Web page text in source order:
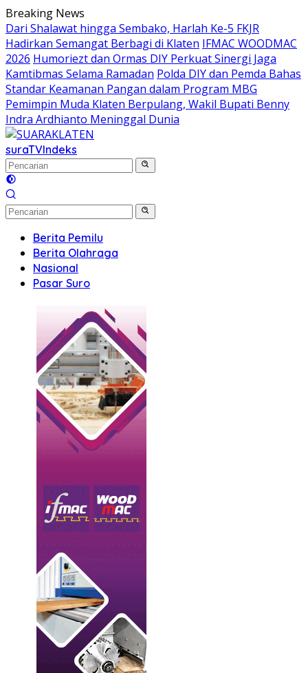
Langsung
ke
konten
Breaking News
Dari Shalawat hingga Sembako, Harlah Ke-5 FKJR
Hadirkan Semangat Berbagi di Klaten IFMAC WOODMAC
2026 Humoriezt dan Ormas DIY Perkuat Sinergi Jaga
Kamtibmas Selama Ramadan Polda DIY dan Pemda Bahas
Standar Keamanan Pangan dalam Program MBG
Pemimpin Muda Klaten Berpulang, Wakil Bupati Benny
Indra Ardhianto Meninggal Dunia
suraTVIndeks
Berita Pemilu
Berita Olahraga
Nasional
Pasar Suro